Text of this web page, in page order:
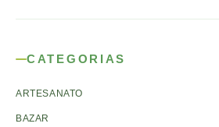
CATEGORIAS
ARTESANATO
BAZAR